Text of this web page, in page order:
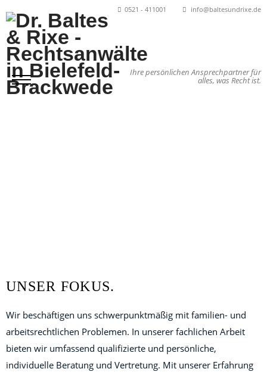
0521 - 411001 info@baltesundrixe.de
Ihre persönlichen Ansprechpartner für
alles, was Recht ist.
UNSER FOKUS.
Wir beschäftigen uns schwerpunktmäßig mit familien- und
arbeitsrechtlichen Problemen. In unserer fachlichen Arbeit
bieten wir umfassend qualifizierte und persönliche,
individuelle Beratung und Vertretung. Mit unserer Erfahrung